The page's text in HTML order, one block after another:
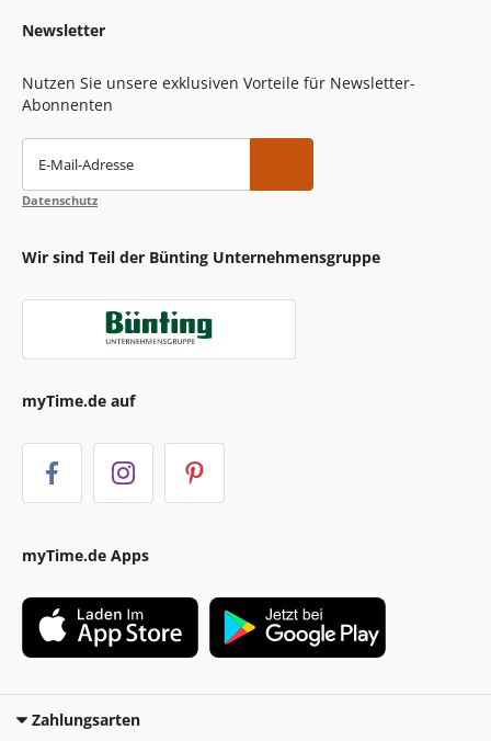
Newsletter
Nutzen Sie unsere exklusiven Vorteile für Newsletter-
Abonnenten
E-Mail-Adresse
Datenschutz
Wir sind Teil der Bünting Unternehmensgruppe
myTime.de auf
myTime.de Apps
Zahlungsarten